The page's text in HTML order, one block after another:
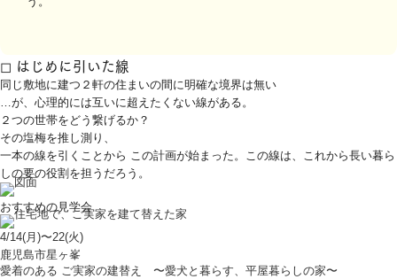
◻︎ はじめに引いた線
同じ敷地に建つ２軒の住まいの間に明確な境界は無い
…が、心理的には互いに超えたくない線がある。
２つの世帯をどう繋げるか？
その塩梅を推し測り、
一本の線を引くことから この計画が始まった。この線は、これから長い暮ら
しの要の役割を担うだろう。
おすすめの見学会
4/14(月)〜22(火)
鹿児島市星ヶ峯
愛着のある ご実家の建替え 〜愛犬と暮らす、平屋暮らしの家〜